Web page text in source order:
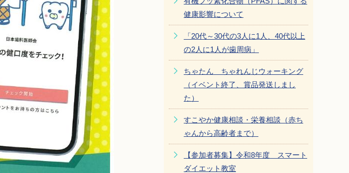
健康影響について
「20代～30代の3人に1人、40代以上
の2人に1人が歯周病」
ちゃたん ちゃれんじウォーキング
（イベント終了、賞品発送しまし
た）
すこやか健康相談・栄養相談（赤ち
ゃんから高齢者まで）
【参加者募集】令和8年度 スマート
ダイエット教室